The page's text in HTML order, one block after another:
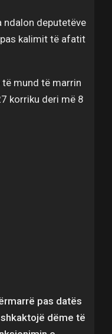
ndalon deputetëve
kalimit të afatit
mund të marrin
korriku deri më 8
pas datës
dëme të